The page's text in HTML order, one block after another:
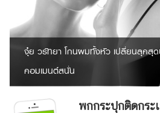
จุ๋ย วรัทยา โกนผมทั้งหัว เปลี่ยนลุคสุ
คอมเมนต์สนั่น
พกกระปุกติดกระ